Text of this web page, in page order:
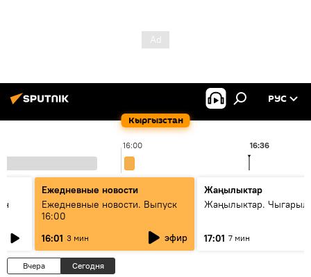
Кыргызстан
РУС
16:00 16:36
Ежедневные новости
Ежедневные новости. Выпуск
16:00
16:01 3 мин эфир
Жаңылыктар
Жаңылыктар.
17:01 7 мин
Вчера Сегодня